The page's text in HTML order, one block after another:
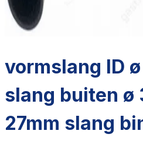
vormslang ID
slang buiten ø
27mm slang